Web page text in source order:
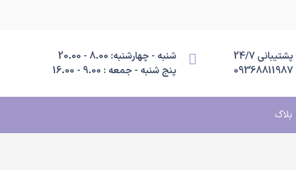
پشتیبانی 24/7
09368811987
شنبه - چهارشنبه: 8.00 - 20.00
پنج شنبه - جمعه : 9.00 - 16.00
بلاگ